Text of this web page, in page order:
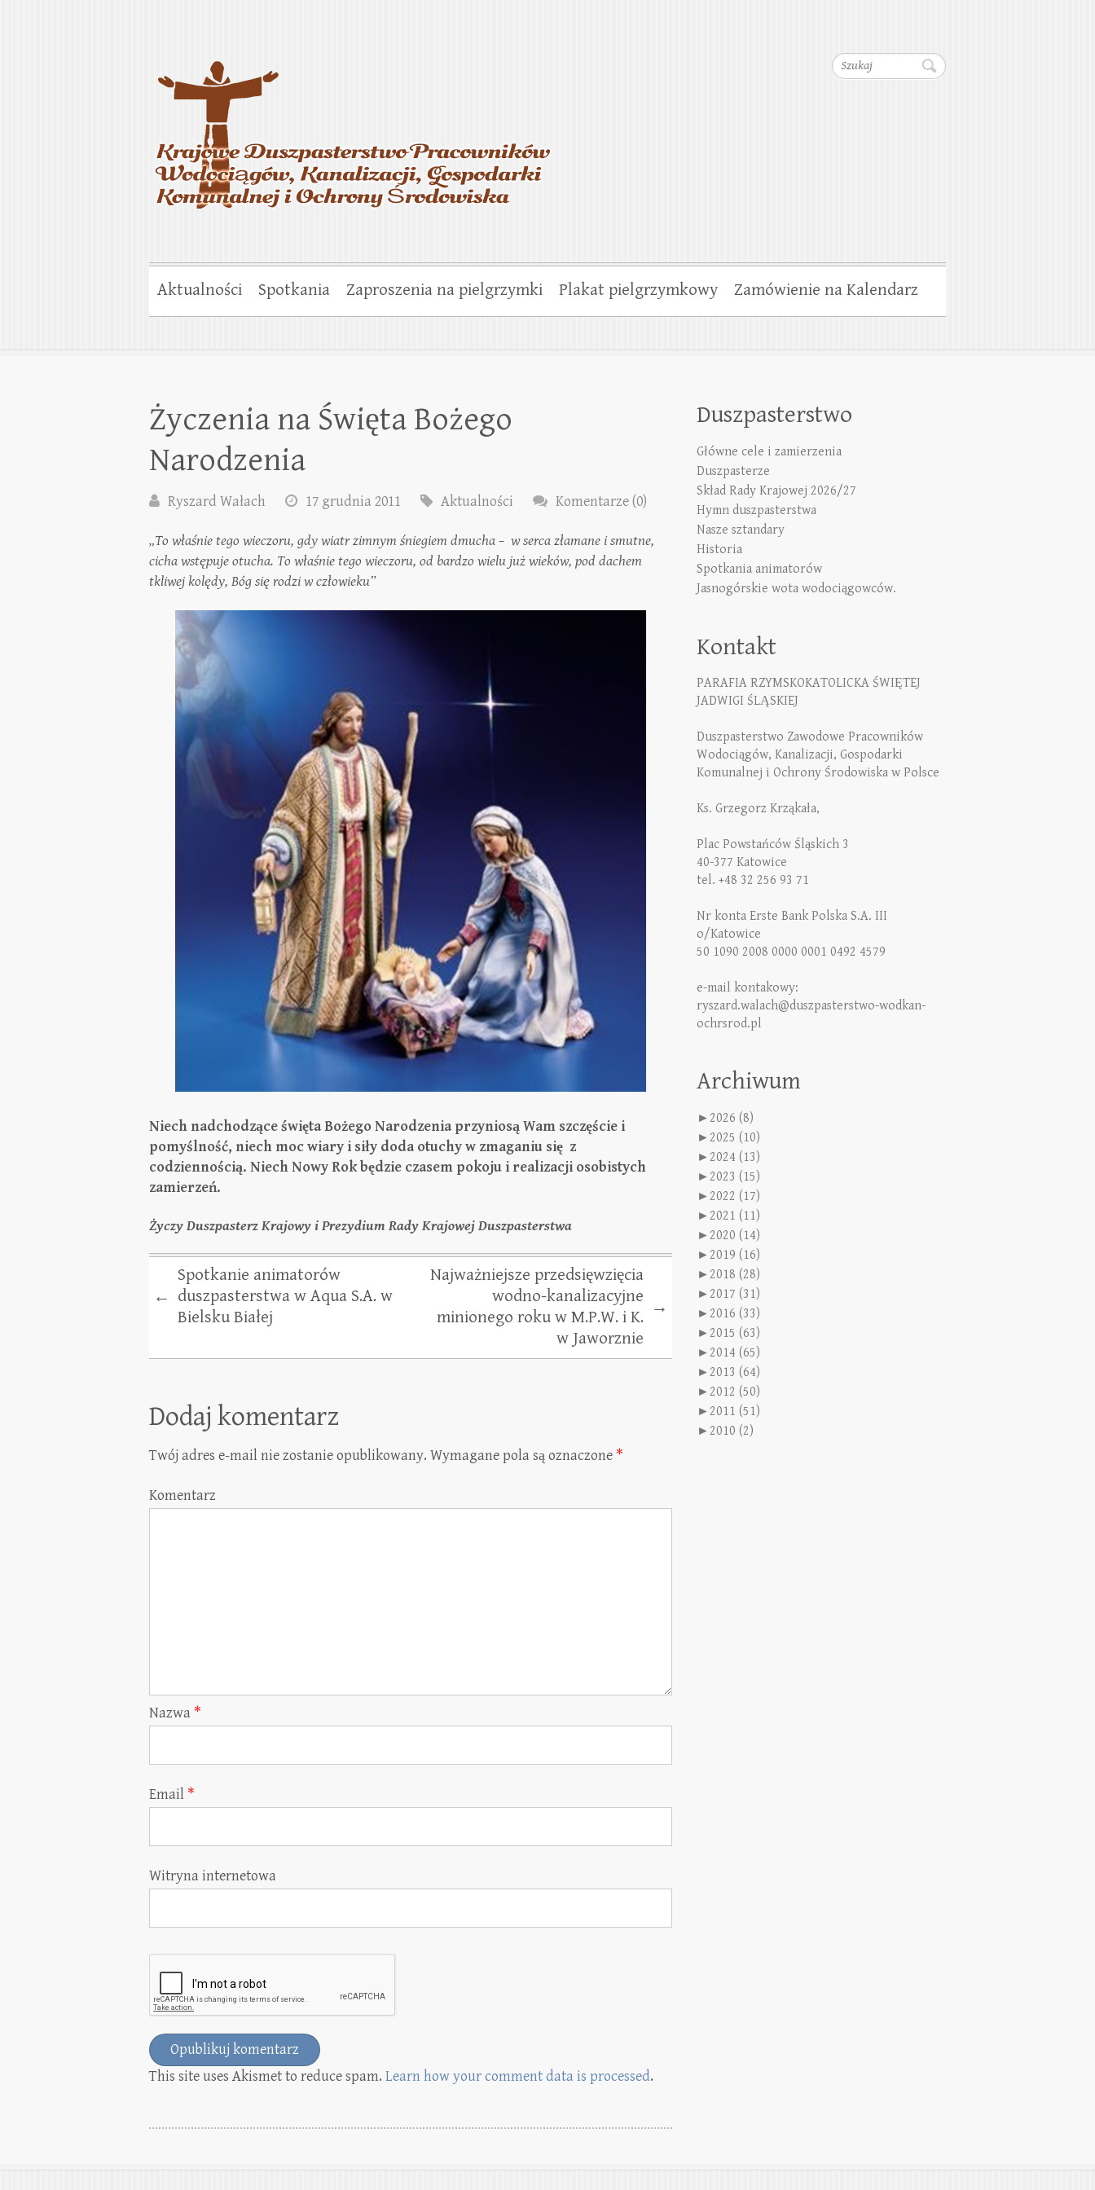
Szukaj
Krajowe Duszpasterstwo Pracowników Wodociągów, Kanalizacji,
Gospodarki Komunalnej i Ochrony Środowiska
Aktualności Spotkania Zaproszenia na pielgrzymki Plakat pielgrzymkowy Zamówienie na Kalendarz
Życzenia na Święta Bożego
Narodzenia
Ryszard Wałach 17 grudnia 2011 Aktualności Komentarze (0)
„To właśnie tego wieczoru, gdy wiatr zimnym śniegiem dmucha – w serca złamane i smutne,
cicha wstępuje otucha. To właśnie tego wieczoru, od bardzo wielu już wieków, pod dachem
tkliwej kolędy, Bóg się rodzi w człowieku”
Niech nadchodzące święta Bożego Narodzenia przyniosą Wam szczęście i
pomyślność, niech moc wiary i siły doda otuchy w zmaganiu się z
codziennością. Niech Nowy Rok będzie czasem pokoju i realizacji osobistych
zamierzeń.
Życzy Duszpasterz Krajowy i Prezydium Rady Krajowej Duszpasterstwa
←
Spotkanie animatorów
duszpasterstwa w Aqua S.A. w
Bielsku Białej
Najważniejsze przedsięwzięcia
wodno-kanalizacyjne
minionego roku w M.P.W. i K.
w Jaworznie
→
Dodaj komentarz
Twój adres e-mail nie zostanie opublikowany. Wymagane pola są oznaczone *
Komentarz
Nazwa *
Email *
Witryna internetowa
This site uses Akismet to reduce spam. Learn how your comment data is processed.
Duszpasterstwo
Główne cele i zamierzenia
Duszpasterze
Skład Rady Krajowej 2026/27
Hymn duszpasterstwa
Nasze sztandary
Historia
Spotkania animatorów
Jasnogórskie wota wodociągowców.
Kontakt
PARAFIA RZYMSKOKATOLICKA ŚWIĘTEJ
JADWIGI ŚLĄSKIEJ
Duszpasterstwo Zawodowe Pracowników
Wodociągów, Kanalizacji, Gospodarki
Komunalnej i Ochrony Środowiska w Polsce
Ks. Grzegorz Krząkała,
Plac Powstańców Śląskich 3
40-377 Katowice
tel. +48 32 256 93 71
Nr konta Erste Bank Polska S.A. III
o/Katowice
50 1090 2008 0000 0001 0492 4579
e-mail kontakowy:
ryszard.walach@duszpasterstwo-wodkan-
ochrsrod.pl
Archiwum
►2026 (8)
►2025 (10)
►2024 (13)
►2023 (15)
►2022 (17)
►2021 (11)
►2020 (14)
►2019 (16)
►2018 (28)
►2017 (31)
►2016 (33)
►2015 (63)
►2014 (65)
►2013 (64)
►2012 (50)
►2011 (51)
►2010 (2)